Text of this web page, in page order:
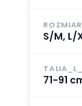
S/M, L/
71-91